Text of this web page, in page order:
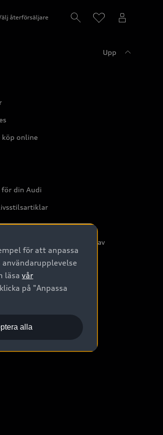
återförsäljare
Upp
online
din Audi
ned - Hur påverkas min bil av
för att anpassa
läsavår
på "Anpassa
alla